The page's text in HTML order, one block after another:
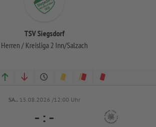
TSV Siegsdorf
Herren / Kreisliga 2 Inn/Salzach
SA.. 15.08.2026 /12:00 Uhr
- : -